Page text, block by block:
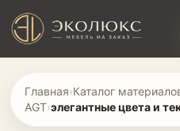
Главная›Каталог
AGT›элегантные цвета и